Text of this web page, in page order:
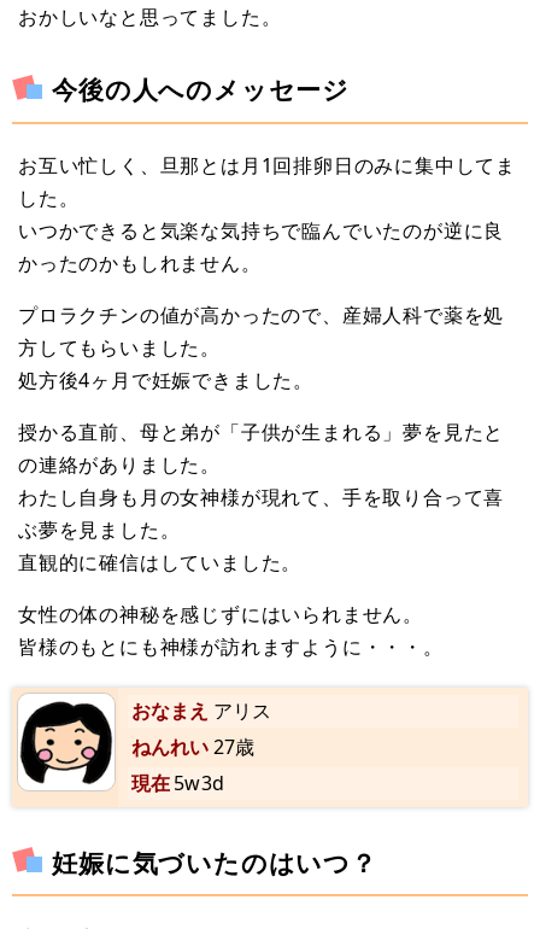
おかしいなと思ってました。
今後の人へのメッセージ
お互い忙しく、旦那とは月1回排卵日のみに集中してま
した。
いつかできると気楽な気持ちで臨んでいたのが逆に良
かったのかもしれません。
プロラクチンの値が高かったので、産婦人科で薬を処
方してもらいました。
処方後4ヶ月で妊娠できました。
授かる直前、母と弟が「子供が生まれる」夢を見たと
の連絡がありました。
わたし自身も月の女神様が現れて、手を取り合って喜
ぶ夢を見ました。
直観的に確信はしていました。
女性の体の神秘を感じずにはいられません。
皆様のもとにも神様が訪れますように・・・。
おなまえ アリス
ねんれい27歳
現在5w3d
妊娠に気づいたのはいつ？